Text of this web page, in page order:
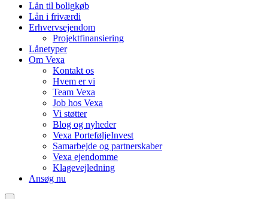
Lån til boligkøb
Lån i friværdi
Erhvervsejendom
Projektfinansiering
Lånetyper
Om Vexa
Kontakt os
Hvem er vi
Team Vexa
Job hos Vexa
Vi støtter
Blog og nyheder
Vexa PorteføljeInvest
Samarbejde og partnerskaber
Vexa ejendomme
Klagevejledning
Ansøg nu